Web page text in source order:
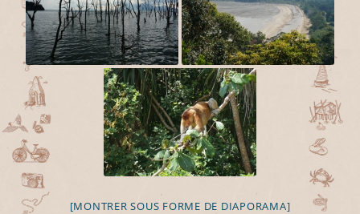
[MONTRER SOUS FORME DE DIAPORAMA]